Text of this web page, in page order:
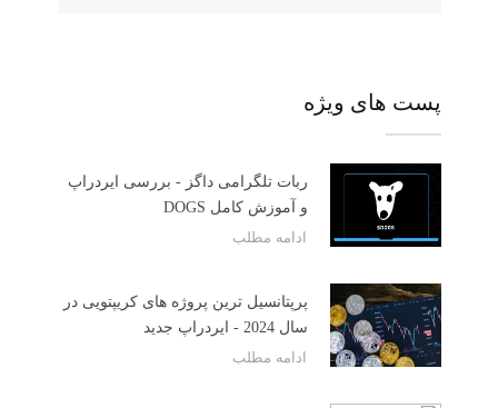
پست های ویژه
ربات تلگرامی داگز - بررسی ایردراپ
و آموزش کامل DOGS
ادامه مطلب
پرپتانسیل ترین پروژه های کریپتویی در
سال 2024 - ایردراپ جدید
ادامه مطلب